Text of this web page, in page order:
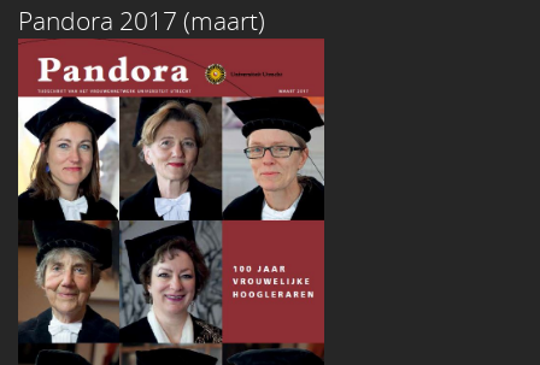
Pandora 2017 (maart)